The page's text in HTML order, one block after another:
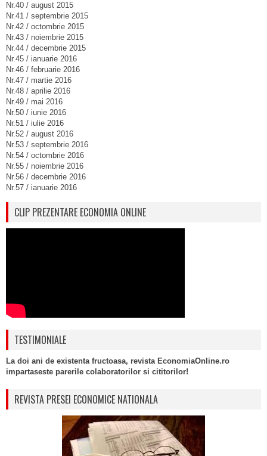
Nr.40 / august 2015
Nr.41 / septembrie 2015
Nr.42 / octombrie 2015
Nr.43 / noiembrie 2015
Nr.44 / decembrie 2015
Nr.45 / ianuarie 2016
Nr.46 / februarie 2016
Nr.47 / martie 2016
Nr.48 / aprilie 2016
Nr.49 / mai 2016
Nr.50 / iunie 2016
Nr.51 / iulie 2016
Nr.52 / august 2016
Nr.53 / septembrie 2016
Nr.54 / octombrie 2016
Nr.55 / noiembrie 2016
Nr.56 / decembrie 2016
Nr.57 / ianuarie 2016
CLIP PREZENTARE ECONOMIA ONLINE
TESTIMONIALE
La doi ani de existenta fructoasa, revista EconomiaOnline.ro
impartaseste parerile colaboratorilor si cititorilor!
REVISTA PRESEI ECONOMICE NATIONALA